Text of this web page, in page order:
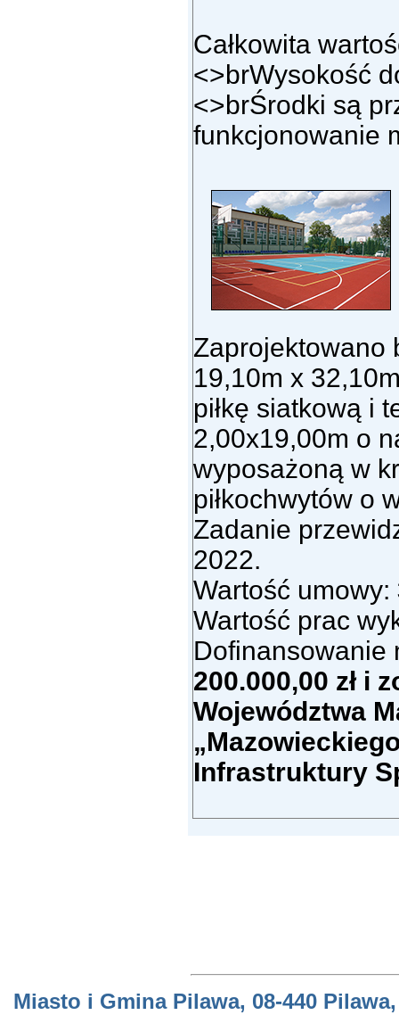
Całkowita
<>brWysokość
<>brŚrodki są
funkcjonowanie
Zaprojektowano
19,10m x
piłkę siatkową i
2,00x19,00m o
wyposażoną w
piłkochwytów o
Zadanie
2022.
Wartość umowy:
Wartość prac
Dofinansowanie
200.000,00 zł i
Województwa
Infrastruktury
Miasto i Gmina Pilawa, 08-440